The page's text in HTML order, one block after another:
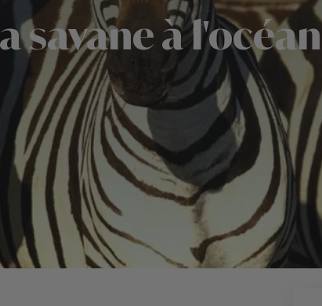
savane à l'océan